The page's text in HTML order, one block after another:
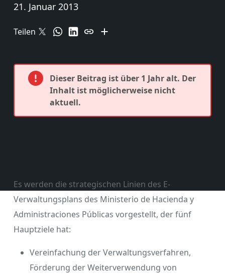
21. Januar 2013
Teilen
Dieser Beitrag ist über 1 Jahr alt. Der
Inhalt ist möglicherweise nicht
aktuell.
Es werden die strategischen Linien des E-
Verwaltungsplans des Ministerio de Hacienda y
Administraciones Públicas vorgestellt, der fünf
Hauptziele hat:
Vereinfachung der Verwaltungsverfahren,
Förderung der Weiterverwendung von